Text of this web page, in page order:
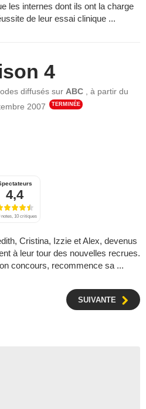
les internes dont ils ont la charge
de leur essai clinique ...
4
diffusés sur ABC ,à partir du
2007
TERMINÉE
4,4
notes, 10 critiques
Cristina, Izzie et Alex, devenus
à leur tour des nouvelles recrues.
concours, recommence sa ...
SUIVANTE